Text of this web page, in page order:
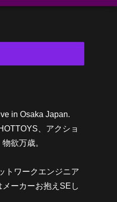
in Osaka Japan.
、アクショ
欲万歳。
トワークエンジニア
ーカーお抱えSEし